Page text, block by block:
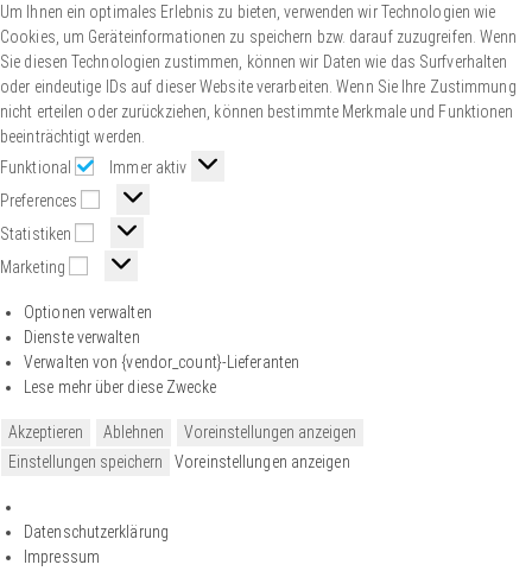
Um Ihnen ein optimales Erlebnis zu bieten, verwenden wir Technologien wie
Cookies, um Geräteinformationen zu speichern bzw. darauf zuzugreifen. Wenn
Sie diesen Technologien zustimmen, können wir Daten wie das Surfverhalten
oder eindeutige IDs auf dieser Website verarbeiten. Wenn Sie Ihre Zustimmung
nicht erteilen oder zurückziehen, können bestimmte Merkmale und Funktionen
beeinträchtigt werden.
Funktional
Immer aktiv
Preferences
Statistiken
Marketing
Optionen verwalten
Dienste verwalten
Verwalten von {vendor_count}-Lieferanten
Lese mehr über diese Zwecke
Akzeptieren Ablehnen
Voreinstellungen anzeigen
Einstellungen speichern
Voreinstellungen anzeigen
Datenschutzerklärung
Impressum